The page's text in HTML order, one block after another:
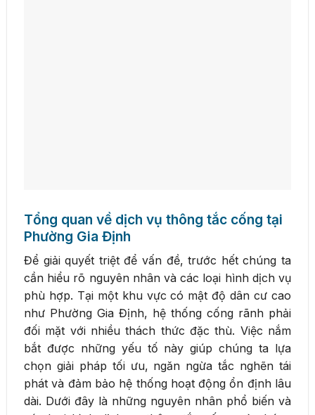
Tổng quan về dịch vụ thông tắc cống tại
Phường Gia Định
Để giải quyết triệt để vấn đề, trước hết chúng ta
cần hiểu rõ nguyên nhân và các loại hình dịch vụ
phù hợp. Tại một khu vực có mật độ dân cư cao
như Phường Gia Định, hệ thống cống rãnh phải
đối mặt với nhiều thách thức đặc thù. Việc nắm
bắt được những yếu tố này giúp chúng ta lựa
chọn giải pháp tối ưu, ngăn ngừa tắc nghẽn tái
phát và đảm bảo hệ thống hoạt động ổn định lâu
dài. Dưới đây là những nguyên nhân phổ biến và